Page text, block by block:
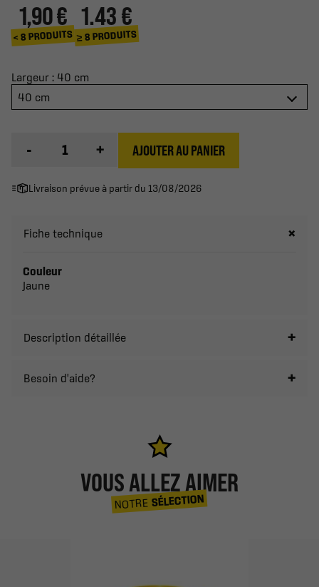
1,90 €
< 8 PRODUITS
1.43 €
≥ 8 PRODUITS
Largeur : 40 cm
40 cm
- + AJOUTER AU PANIER
Livraison prévue à partir du 13/08/2026
Fiche technique
Couleur
Jaune
Description détaillée
Besoin d'aide?
VOUS ALLEZ AIMER
NOTRESÉLECTION